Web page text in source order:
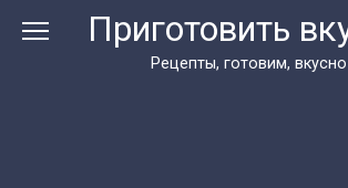
Приготовить
Рецепты, готовим, вкусно